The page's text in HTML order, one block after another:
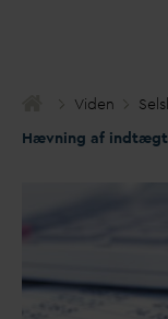
Viden